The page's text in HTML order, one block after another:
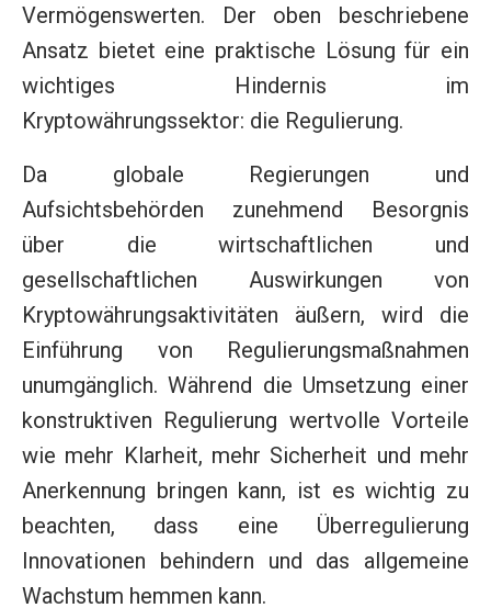
Vermögenswerten. Der oben beschriebene
Ansatz bietet eine praktische Lösung für ein
wichtiges Hindernis im
Kryptowährungssektor: die Regulierung.
Da globale Regierungen und
Aufsichtsbehörden zunehmend Besorgnis
über die wirtschaftlichen und
gesellschaftlichen Auswirkungen von
Kryptowährungsaktivitäten äußern, wird die
Einführung von Regulierungsmaßnahmen
unumgänglich. Während die Umsetzung einer
konstruktiven Regulierung wertvolle Vorteile
wie mehr Klarheit, mehr Sicherheit und mehr
Anerkennung bringen kann, ist es wichtig zu
beachten, dass eine Überregulierung
Innovationen behindern und das allgemeine
Wachstum hemmen kann.